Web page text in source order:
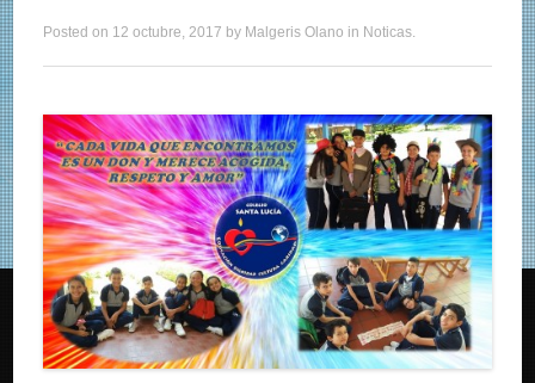
Posted on 12 octubre, 2017 by Malgeris Olano in Noticas.